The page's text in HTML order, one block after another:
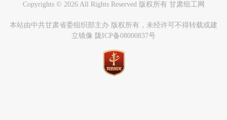
Copyrights © 2026 All Rights Reserved 版权所有 甘肃组工网
本站由中共甘肃省委组织部主办 版权所有，未经许可不得转载或建
立镜像 陇ICP备08000837号